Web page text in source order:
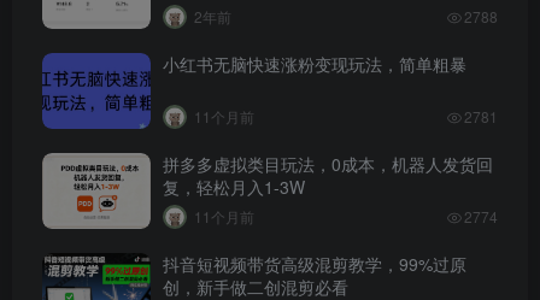
2年前 2788
小红书无脑快速涨粉变现玩法，简单粗暴
11个月前 2781
拼多多虚拟类目玩法，0成本，机器人发货回
复，轻松月入1-3W
11个月前 2774
抖音短视频带货高级混剪教学，99%过原
创，新手做二创混剪必看